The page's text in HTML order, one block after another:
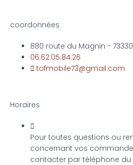
coordonnées
880 route du Magnin -
06.62.05.84.26
tofmobile73@gmail.com
Horaires
Pour toutes questions ou
concernant vos
contacter par téléphone du